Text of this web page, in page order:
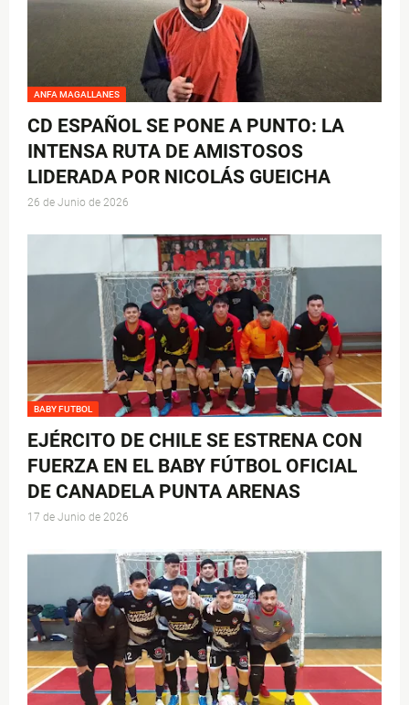
ANFA MAGALLANES
CD ESPAÑOL SE PONE A PUNTO: LA
INTENSA RUTA DE AMISTOSOS
LIDERADA POR NICOLÁS GUEICHA
26 de Junio de 2026
BABY FUTBOL
EJÉRCITO DE CHILE SE ESTRENA CON
FUERZA EN EL BABY FÚTBOL OFICIAL
DE CANADELA PUNTA ARENAS
17 de Junio de 2026